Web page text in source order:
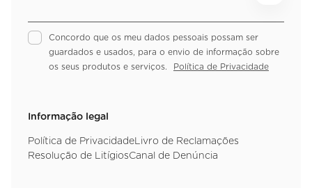
Concordo que os meu dados pessoais possam ser
guardados e usados, para o envio de informação sobre
os seus produtos e serviços.
Política de Privacidade
Informação legal
Política de Privacidade Livro de Reclamações
Resolução de LitígiosCanal de Denúncia